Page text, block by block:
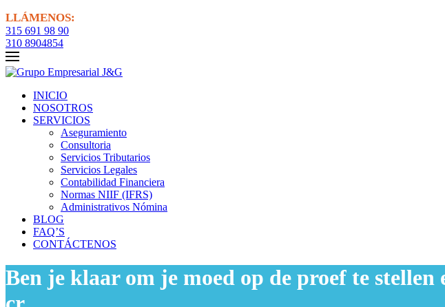
LLÁMENOS:
315 691 98 90
310 8904854
INICIO
NOSOTROS
SERVICIOS
Aseguramiento
Consultoria
Servicios Tributarios
Servicios Legales
Contabilidad Financiera
Normas NIIF (IFRS)
Administrativos Nómina
BLOG
FAQ’S
CONTÁCTENOS
Ben je klaar om je moed op de proef te